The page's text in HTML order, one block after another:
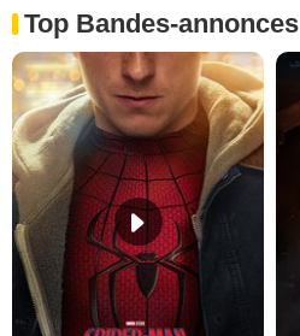
Top Bandes-annonces